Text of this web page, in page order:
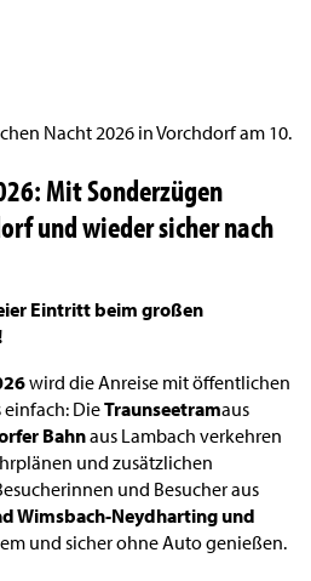
Mit Sonderzügen
und wieder sicher nach
Eintritt beim großen
wird die Anreise mit öffentlichen
DieTraunseetramaus
Bahnaus Lambach verkehren
und zusätzlichen
und Besucher aus
Wimsbach-Neydharting und
und sicher ohne Auto genießen.